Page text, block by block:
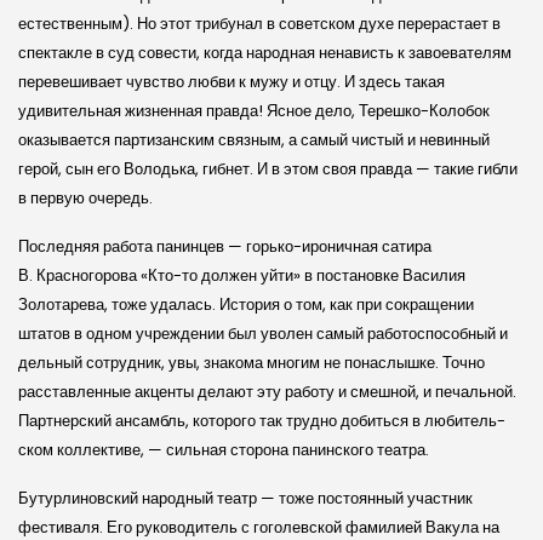
естественным). Но этот трибунал в совет­ском духе перерастает в
спектакле в суд совести, когда народная ненависть к завоевателям
перевешивает чувство любви к мужу и отцу. И здесь такая
удивительная жизненная правда! Ясное дело, Терешко-Колобок
оказывается партизан­ским связным, а самый чистый и невинный
герой, сын его Володька, гибнет. И в этом своя правда — такие гибли
в первую очередь.
Последняя работа панинцев — горько-ироничная сатира
В. Красногорова «Кто-то должен уйти» в постановке Василия
Золотарева, тоже удалась. История о том, как при сокращении
штатов в одном учреждении был уволен самый работоспособный и
дельный сотрудник, увы, знакома многим не понаслышке. Точно
расставленные акценты делают эту работу и смешной, и печальной.
Партнер­ский ансамбль, которого так трудно добиться в любитель­
ском коллективе, — сильная сторона панин­ского театра.
Бутурлинов­ский народный театр — тоже постоянный участник
фестиваля. Его руководитель с гоголев­ской фамилией Вакула на